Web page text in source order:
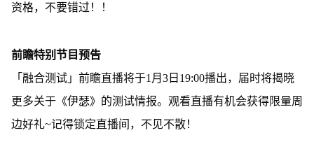
资格，不要错过！！
前瞻特别节目预告
「融合测试」前瞻直播将于1月3日19:00播出，届时将揭晓
更多关于《伊瑟》的测试情报。观看直播有机会获得限量周
边好礼~记得锁定直播间，不见不散！